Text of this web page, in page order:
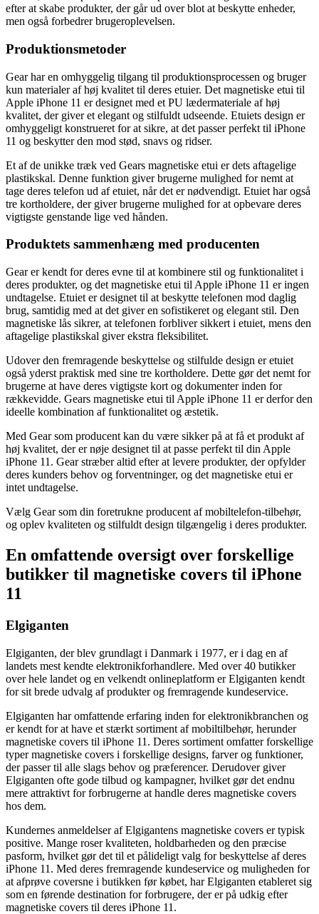
efter at skabe produkter, der går ud over blot at beskytte enheder,
men også forbedrer brugeroplevelsen.
Produktionsmetoder
Gear har en omhyggelig tilgang til produktionsprocessen og bruger
kun materialer af høj kvalitet til deres etuier. Det magnetiske etui til
Apple iPhone 11 er designet med et PU lædermateriale af høj
kvalitet, der giver et elegant og stilfuldt udseende. Etuiets design er
omhyggeligt konstrueret for at sikre, at det passer perfekt til iPhone
11 og beskytter den mod stød, snavs og ridser.
Et af de unikke træk ved Gears magnetiske etui er dets aftagelige
plastikskal. Denne funktion giver brugerne mulighed for nemt at
tage deres telefon ud af etuiet, når det er nødvendigt. Etuiet har også
tre kortholdere, der giver brugerne mulighed for at opbevare deres
vigtigste genstande lige ved hånden.
Produktets sammenhæng med producenten
Gear er kendt for deres evne til at kombinere stil og funktionalitet i
deres produkter, og det magnetiske etui til Apple iPhone 11 er ingen
undtagelse. Etuiet er designet til at beskytte telefonen mod daglig
brug, samtidig med at det giver en sofistikeret og elegant stil. Den
magnetiske lås sikrer, at telefonen forbliver sikkert i etuiet, mens den
aftagelige plastikskal giver ekstra fleksibilitet.
Udover den fremragende beskyttelse og stilfulde design er etuiet
også yderst praktisk med sine tre kortholdere. Dette gør det nemt for
brugerne at have deres vigtigste kort og dokumenter inden for
rækkevidde. Gears magnetiske etui til Apple iPhone 11 er derfor den
ideelle kombination af funktionalitet og æstetik.
Med Gear som producent kan du være sikker på at få et produkt af
høj kvalitet, der er nøje designet til at passe perfekt til din Apple
iPhone 11. Gear stræber altid efter at levere produkter, der opfylder
deres kunders behov og forventninger, og det magnetiske etui er
intet undtagelse.
Vælg Gear som din foretrukne producent af mobiltelefon-tilbehør,
og oplev kvaliteten og stilfuldt design tilgængelig i deres produkter.
En omfattende oversigt over forskellige
butikker til magnetiske covers til iPhone
11
Elgiganten
Elgiganten, der blev grundlagt i Danmark i 1977, er i dag en af ​​
landets mest kendte elektronikforhandlere. Med over 40 butikker
over hele landet og en velkendt onlineplatform er Elgiganten kendt
for sit brede udvalg af produkter og fremragende kundeservice.
Elgiganten har omfattende erfaring inden for elektronikbranchen og
er kendt for at have et stærkt sortiment af mobiltilbehør, herunder
magnetiske covers til iPhone 11. Deres sortiment omfatter forskellige
typer magnetiske covers i forskellige designs, farver og funktioner,
der passer til alle slags behov og præferencer. Derudover giver
Elgiganten ofte gode tilbud og kampagner, hvilket gør det endnu
mere attraktivt for forbrugerne at handle deres magnetiske covers
hos dem.
Kundernes anmeldelser af Elgigantens magnetiske covers er typisk
positive. Mange roser kvaliteten, holdbarheden og den præcise
pasform, hvilket gør det til et pålideligt valg for beskyttelse af deres
iPhone 11. Med deres fremragende kundeservice og muligheden for
at afprøve coversne i butikken før købet, har Elgiganten etableret sig
som en førende destination for forbrugere, der er på udkig efter
magnetiske covers til deres iPhone 11.